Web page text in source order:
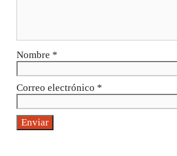
Nombre *
Correo electrónico *